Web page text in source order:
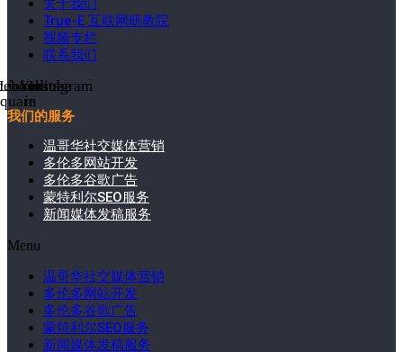
关于我们
True-E 互联网研教院
视频专栏
联系我们
in
Youtube
Instagram
我们的服务
温哥华社交媒体营销
多伦多网站开发
多伦多谷歌广告
蒙特利尔SEO服务
新闻媒体发稿服务
Menu
温哥华社交媒体营销
多伦多网站开发
多伦多谷歌广告
蒙特利尔SEO服务
新闻媒体发稿服务